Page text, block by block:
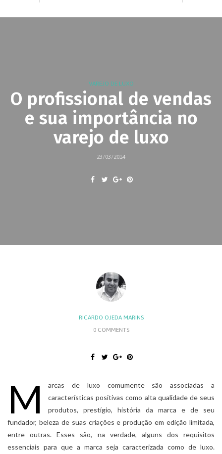
VAREJO DE LUXO
O profissional de vendas
e sua importância no
varejo de luxo
23/03/2014
RICARDO OJEDA MARINS
0 COMMENTS
M
arcas de luxo comumente são associadas a
características positivas como alta qualidade de seus
produtos, prestígio, história da marca e de seu
fundador, beleza de suas criações e produção em edição limitada,
entre outras. Esses são, na verdade, alguns dos requisitos
essenciais para que a marca seja caracterizada como de luxo.